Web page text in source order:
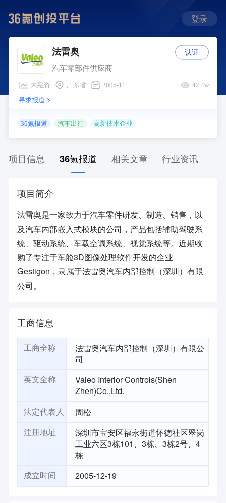
登录
法雷奥
汽车零部件供应商
未融资 广东省 2005-11 42.4w
寻求报道
36氪报道 汽车出行 高新技术企业
认证
项目信息 36氪报道 相关文章 行业资讯
项目简介
法雷奥是一家致力于汽车零件研发、制造、销售，以
及汽车内部嵌入式模块的公司，产品包括辅助驾驶系
统、驱动系统、车载空调系统、视觉系统等。近期收
购了专注于车舱3D图像处理软件开发的企业
Gestigon，隶属于法雷奥汽车内部控制（深圳）有限
公司。
工商信息
工商全称
法雷奥汽车内部控制（深圳）有限公
司
英文全称
Valeo Interior Controls(Shen
Zhen)Co.,Ltd.
法定代表人 周松
注册地址
深圳市宝安区福永街道怀德社区翠岗
工业六区3栋101、3栋、3栋2号、4
栋
成立时间 2005-12-19